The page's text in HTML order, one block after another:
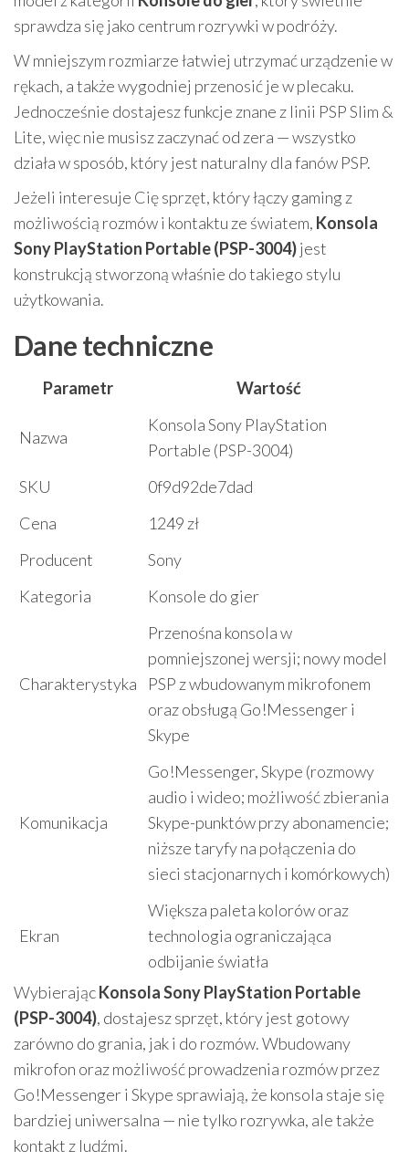
sprawdza się jako centrum rozrywki w podróży.
W mniejszym rozmiarze łatwiej utrzymać urządzenie w
rękach, a także wygodniej przenosić je w plecaku.
Jednocześnie dostajesz funkcje znane z linii PSP Slim &
Lite, więc nie musisz zaczynać od zera — wszystko
działa w sposób, który jest naturalny dla fanów PSP.
Jeżeli interesuje Cię sprzęt, który łączy gaming z
możliwością rozmów i kontaktu ze światem, Konsola
Sony PlayStation Portable (PSP-3004)jest
konstrukcją stworzoną właśnie do takiego stylu
użytkowania.
Dane techniczne
Parametr Wartość
Nazwa
Konsola Sony PlayStation
Portable (PSP-3004)
SKU
0f9d92de7dad
Cena
1249 zł
Producent
Sony
Kategoria
Konsole do gier
Charakterystyka
Przenośna konsola w
pomniejszonej wersji; nowy model
PSP z wbudowanym mikrofonem
oraz obsługą Go!Messenger i
Skype
Komunikacja
Go!Messenger, Skype (rozmowy
audio i wideo; możliwość zbierania
Skype-punktów przy abonamencie;
niższe taryfy na połączenia do
sieci stacjonarnych i komórkowych)
Ekran
Większa paleta kolorów oraz
technologia ograniczająca
odbijanie światła
WybierającKonsola Sony PlayStation Portable
(PSP-3004), dostajesz sprzęt, który jest gotowy
zarówno do grania, jak i do rozmów. Wbudowany
mikrofon oraz możliwość prowadzenia rozmów przez
Go!Messenger i Skype sprawiają, że konsola staje się
bardziej uniwersalna — nie tylko rozrywka, ale także
kontakt z ludźmi.